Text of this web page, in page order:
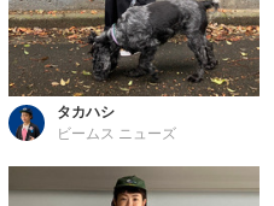
タカハシ
ビームス ニューズ